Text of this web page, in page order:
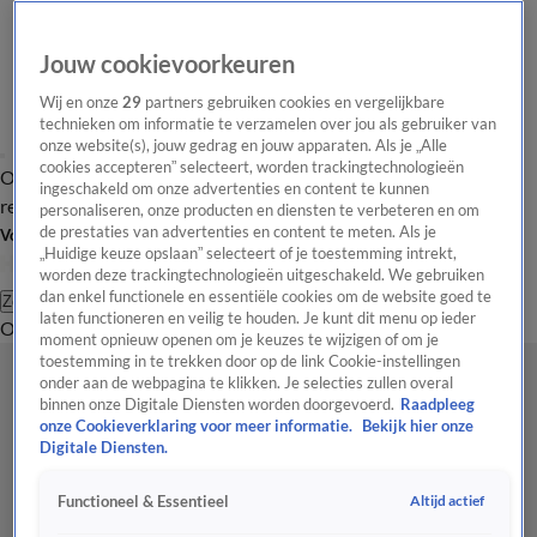
Overzicht Laatste nieuws Regionieuws Het beste van Hart
Tip de
redactie
Volg Hart van Nederland
Zoeken
OverzichtRegioUitzendingenWeerTip de redactiePanelVideo's
Jouw cookievoorkeuren
Wij en onze29 partners gebruiken cookies en vergelijkbare
technieken om informatie te verzamelen over jou als gebruiker van
onze website(s), jouw gedrag en jouw apparaten. Als je „Alle
cookies accepteren” selecteert, worden trackingtechnologieën
ingeschakeld om onze advertenties en content te kunnen
personaliseren, onze producten en diensten te verbeteren en om
de prestaties van advertenties en content te meten. Als je
„Huidige keuze opslaan” selecteert of je toestemming intrekt,
worden deze trackingtechnologieën uitgeschakeld. We gebruiken
dan enkel functionele en essentiële cookies om de website goed te
laten functioneren en veilig te houden. Je kunt dit menu op ieder
moment opnieuw openen om je keuzes te wijzigen of om je
toestemming in te trekken door op de link Cookie-instellingen
onder aan de webpagina te klikken. Je selecties zullen overal
binnen onze Digitale Diensten worden doorgevoerd. Raadpleeg
onze Cookieverklaring voor meer informatie.
Bekijk hier onze
Digitale Diensten.
Functioneel & Essentieel Altijd actief